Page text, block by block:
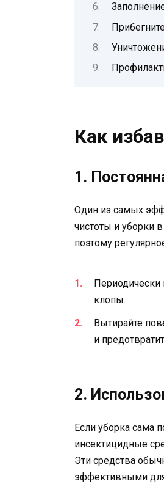
Как
1.
Один из самых
чистоты и уборки
поэтому
Периодически
клопы.
Вытирайте
и
2.
Если уборка сама
инсектицидные
Эти средства
эффективными